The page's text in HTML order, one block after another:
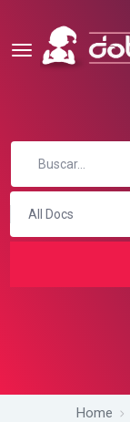
All Docs
Home